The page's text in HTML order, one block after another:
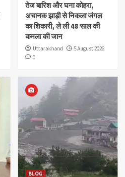
तेज बारिश और घना कोहरा,
अचानक झाड़ी से निकला जंगल
का शिकारी, ले ली 48 साल की
कमला की जान
Uttarakhand
5 August 2026
0
BLOG